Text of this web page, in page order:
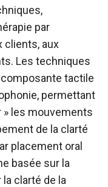
par
clients, aux
Les techniques
tactile
permettant
» les mouvements
de la clarté
placement oral
basée sur la
clarté de la